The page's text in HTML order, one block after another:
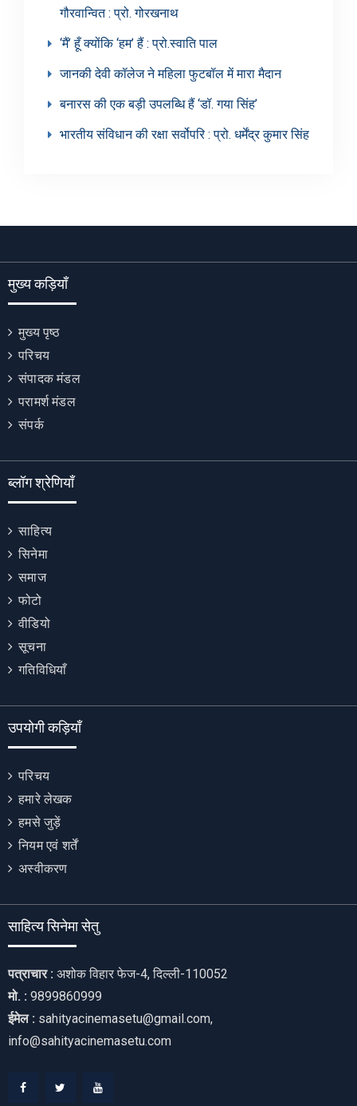
गौरवान्वित : प्रो. गोरखनाथ
‘मैं’ हूँ क्योंकि ‘हम’ हैं : प्रो.स्वाति पाल
जानकी देवी कॉलेज ने महिला फुटबॉल में मारा मैदान
बनारस की एक बड़ी उपलब्धि हैं ‘डॉ. गया सिंह’
भारतीय संविधान की रक्षा सर्वोपरि : प्रो. धर्मेंद्र कुमार सिंह
मुख्य कड़ियाँ
मुख्य पृष्ठ
परिचय
संपादक मंडल
परामर्श मंडल
संपर्क
ब्लॉग श्रेणियाँ
साहित्य
सिनेमा
समाज
फोटो
वीडियो
सूचना
गतिविधियाँ
उपयोगी कड़ियाँ
परिचय
हमारे लेखक
हमसे जुड़ें
नियम एवं शर्तें
अस्वीकरण
साहित्य सिनेमा सेतु
पत्राचार : अशोक विहार फेज-4, दिल्ली-110052
मो. : 9899860999
ईमेल : sahityacinemasetu@gmail.com,
info@sahityacinemasetu.com